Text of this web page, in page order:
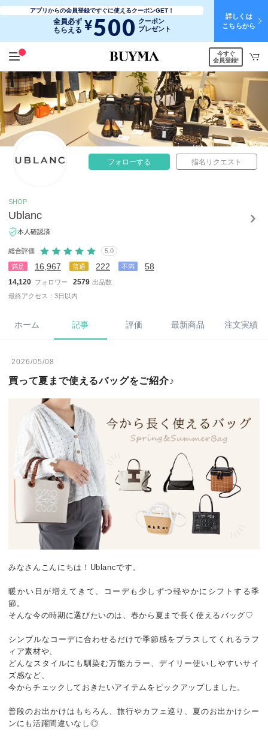
アプリからの会員登録ですぐに使えるクーポンGET！
全員必ず
もらえる ¥500 クーポン
プレゼント
詳しくは
こちらから
今すぐ
会員登録!
フォローする 指名リクエスト
SHOP
Ublanc
本人確認済
総合評価 5.0
満足 16,967 普通 222 不満 58
14,120 フォロワー 2579 出品数
最終アクセス：3日以内
ホーム 記事 評価 最新商品 注文実績
2026/05/08
買って夏まで使えるバッグをご紹介♪
みなさんこんにちは！Ublancです。
暖かい日が増えてきて、コーデも少しずつ軽やかにシフトする季
節。
そんな今の時期に選びたいのは、春から夏まで長く使えるバッグ♡
シンプルなコーデに合わせるだけで季節感をプラスしてくれるラフ
ィア素材や、
どんなスタイルにも馴染む万能カラー、デイリー使いしやすいサイ
ズ感など、
今からチェックしておきたいアイテムをピックアップしました。
普段のお出かけはもちろん、旅行やカフェ巡り、夏のお出かけシー
ンにも活躍間違いなし◎